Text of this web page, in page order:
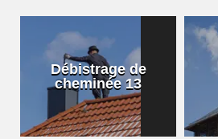
Débistrage de
cheminée 13